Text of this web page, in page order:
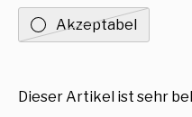
Akzeptabel
Dieser Artikel ist sehr